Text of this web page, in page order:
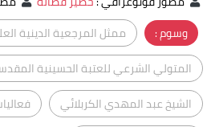
وسوم :
ممثل المرجعية الدينية
المتولي الشرعي للعتبة الحسينية
الشيخ عبد المهدي الكربلائي